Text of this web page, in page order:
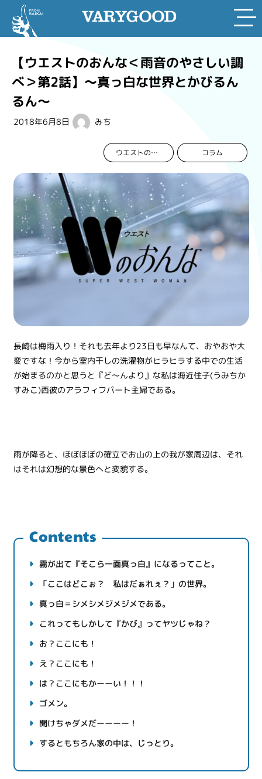
content【ウエストのおんな＜雨音のやさしい調
べ＞第2話】～真っ白な世界とかびるん
るん～
2018年6月8日 みち
ウエストのおんな コラム
長崎は梅雨入り！それも去年より23日も早なんて、おやおや大
変ですな！今から室内干しの洗濯物がヒラヒラする中での生活
が始まるのかと思うと『ど～んより』な私は海近住子(うみちか
すみこ)西彼のアラフィフパート主婦である。
雨が降ると、ほぼほぼの確立でお山の上の我が家周辺は、それ
はそれは幻想的な景色へと変貌する。
Contents
霧が出て『そこら一面真っ白』になるってこと。
「ここはどこぉ？ 私はだぁれぇ？」の世界。
真っ白＝シメシメジメジメである。
これってもしかして『かび』ってヤツじゃね？
お？ここにも！
え？ここにも！
は？ここにもかーーい！！！
ゴメン。
開けちゃダメだーーーー！
するともちろん家の中は、じっとり。